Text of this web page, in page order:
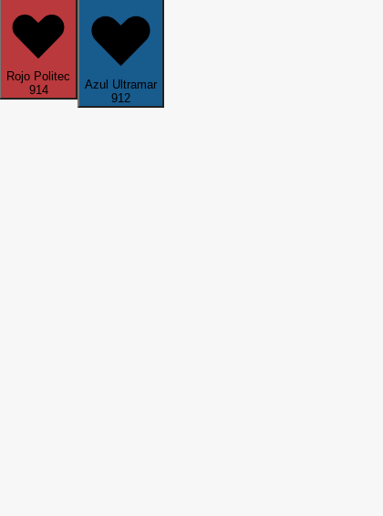
Rojo Politec
914
Azul Ultramar
912